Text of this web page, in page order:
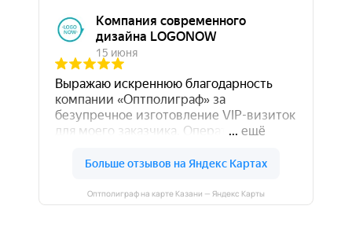
Оптполиграф на карте Казани — Яндекс Карты